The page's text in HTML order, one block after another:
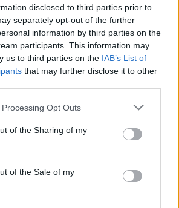
disclosed to third parties prior to
separately opt-out of the further
information by third parties on the
participants. This information may
us to third parties on the IAB’s List of
that may further disclose it to other
Opt Outs
of the Sharing of my
of the Sale of my
inveruno legnano
GLI ALTRI ARTICOLI DI
per te
meglio di